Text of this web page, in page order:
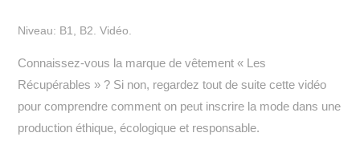
Niveau: B1, B2. Vidéo.
Connaissez-vous la marque de vêtement « Les
Récupérables » ? Si non, regardez tout de suite cette vidéo
pour comprendre comment on peut inscrire la mode dans une
production éthique, écologique et responsable.